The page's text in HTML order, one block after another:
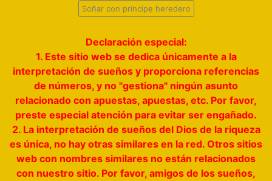
Soñar con príncipe heredero
Declaración especial:
1. Este sitio web se dedica únicamente a la
interpretación de sueños y proporciona referencias
de números, y no "gestiona" ningún asunto
relacionado con apuestas, apuestas, etc. Por favor,
preste especial atención para evitar ser engañado.
2. La interpretación de sueños del Dios de la riqueza
es única, no hay otras similares en la red. Otros sitios
web con nombres similares no están relacionados
con nuestro sitio. Por favor, amigos de los sueños,